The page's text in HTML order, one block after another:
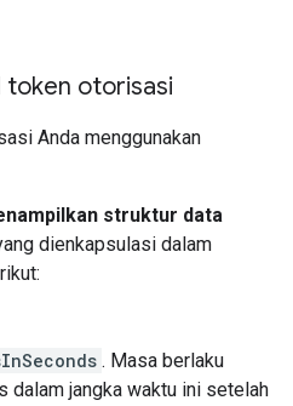
token otorisasi
Anda menggunakan
struktur data
dienkapsulasi dalam
. Masa berlaku
dalam jangka waktu ini setelah